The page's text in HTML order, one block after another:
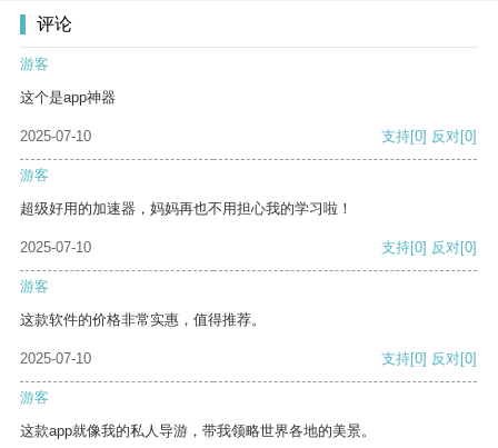
评论
游客
这个是app神器
2025-07-10 支持[0] 反对[0]
游客
超级好用的加速器，妈妈再也不用担心我的学习啦！
2025-07-10 支持[0] 反对[0]
游客
这款软件的价格非常实惠，值得推荐。
2025-07-10 支持[0] 反对[0]
游客
这款app就像我的私人导游，带我领略世界各地的美景。